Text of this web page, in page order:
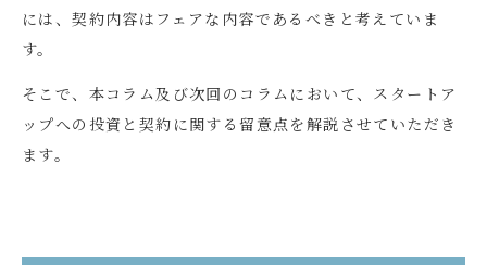
には、契約内容はフェアな内容であるべきと考えていま
す。
そこで、本コラム及び次回のコラムにおいて、スタートア
ップへの投資と契約に関する留意点を解説させていただき
ます。